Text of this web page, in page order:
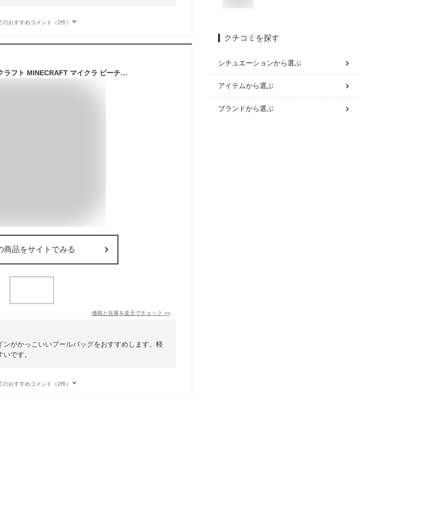
のおすすめコメント（2件）
プールバッグ マインクラフト MINECRAFT マイクラ ビーチバッグ ボストン トート ナップサック メール便送料無料 【 ビニールバッグ リュック ボンサック プール a4 2層式 ビーチバック プールバック スイミング キッズ 男の子 男子 キャラクター】父の日
商品をサイトでみる
価格と在庫を楽天でチェック >>
がかっこいいプールバッグをおすすめします。軽
です。
のおすすめコメント（2件）
クチコミを探す
シチュエーションから選ぶ
アイテムから選ぶ
ブランドから選ぶ